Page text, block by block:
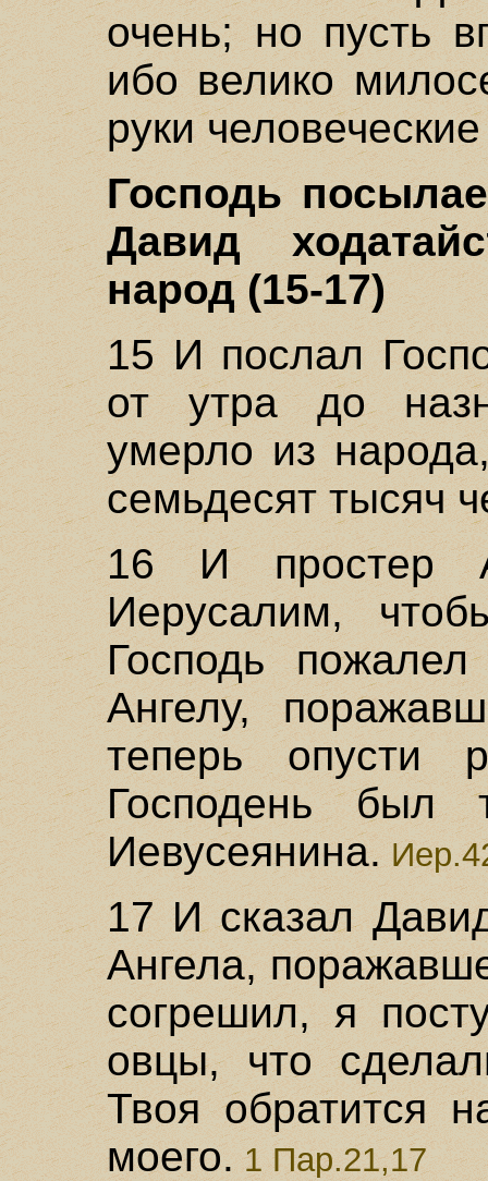
очень; но пусть
ибо велико
руки
Господь
Давид
народ (15-17)
15 И послал
от утра до
умерло из
семьдесят тысяч
16 И простер
Иерусалим,
Господь
Ангелу,
теперь опусти
Господень был
Иевусеянина.
17 И сказал
Ангела,
согрешил, я
овцы, что
Твоя обратится
моего.1 Пар.21,17